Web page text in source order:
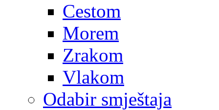
Cestom
Morem
Zrakom
Vlakom
Odabir smještaja